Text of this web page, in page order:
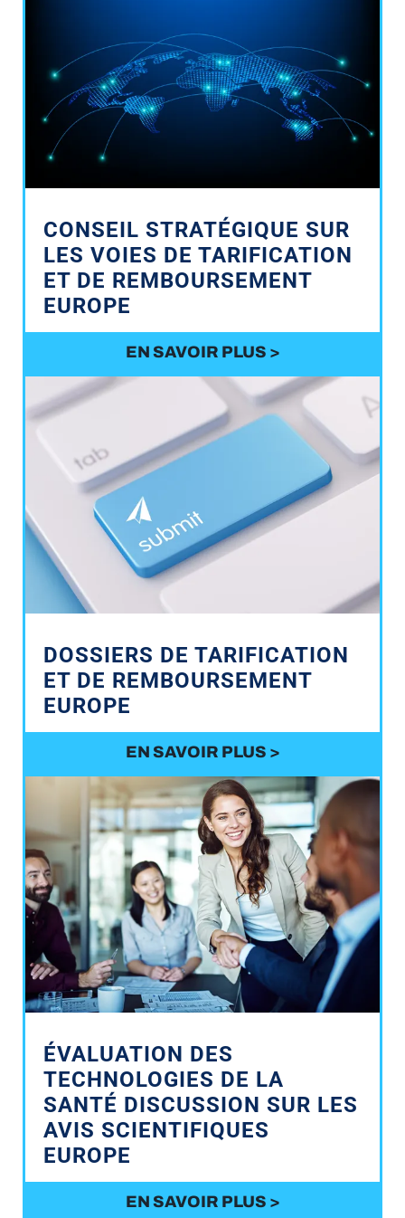
CONSEIL STRATÉGIQUE SUR
LES VOIES DE TARIFICATION
ET DE REMBOURSEMENT
EUROPE
EN SAVOIR PLUS >
DOSSIERS DE TARIFICATION
ET DE REMBOURSEMENT
EUROPE
EN SAVOIR PLUS >
ÉVALUATION DES
TECHNOLOGIES DE LA
SANTÉ DISCUSSION SUR LES
AVIS SCIENTIFIQUES
EUROPE
EN SAVOIR PLUS >